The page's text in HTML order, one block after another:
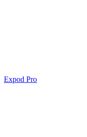
Expod Pro